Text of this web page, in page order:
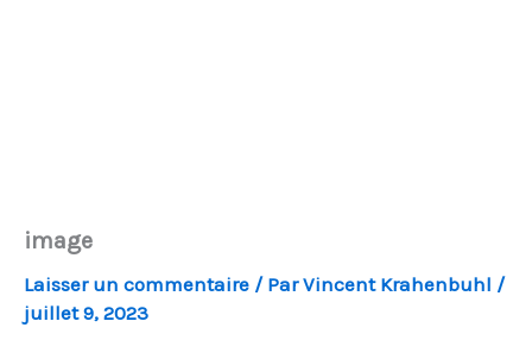
image
Laisser un commentaire / ParVincent Krahenbuhl /
juillet 9, 2023